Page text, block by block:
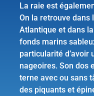
La raie est
On la retrouve dans
Atlantique et dans
fonds marins
particularité d’avoir
nageoires. Son dos
terne avec ou sans
des piquants et